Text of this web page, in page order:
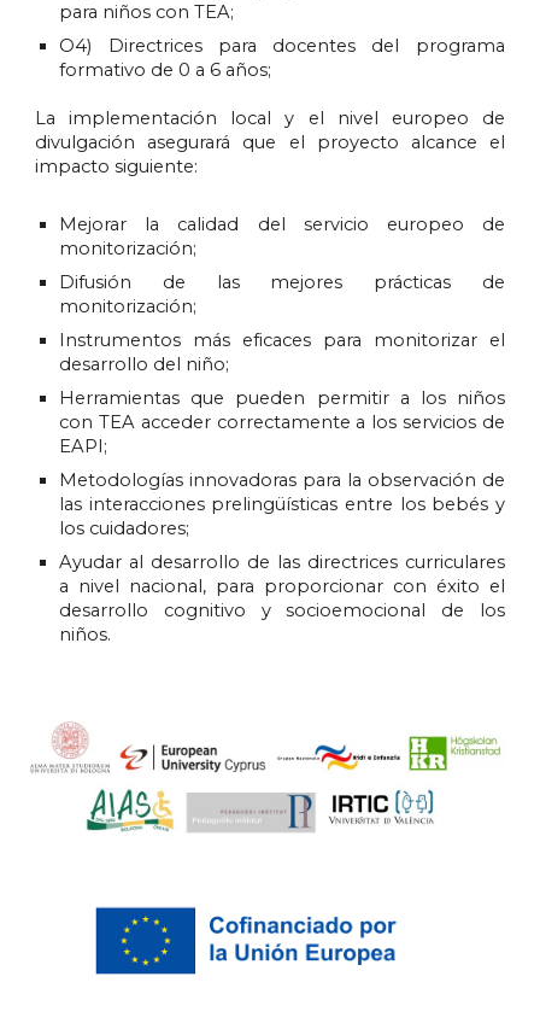
para niños con TEA;
O4) Directrices para docentes del programa
formativo de 0 a 6 años;
La implementación local y el nivel europeo de
divulgación asegurará que el proyecto alcance el
impacto siguiente:
Mejorar la calidad del servicio europeo de
monitorización;
Difusión de las mejores prácticas de
monitorización;
Instrumentos más eficaces para monitorizar el
desarrollo del niño;
Herramientas que pueden permitir a los niños
con TEA acceder correctamente a los servicios de
EAPI;
Metodologías innovadoras para la observación de
las interacciones prelingüísticas entre los bebés y
los cuidadores;
Ayudar al desarrollo de las directrices curriculares
a nivel nacional, para proporcionar con éxito el
desarrollo cognitivo y socioemocional de los
niños.